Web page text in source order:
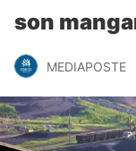
son
MEDIAPOSTE